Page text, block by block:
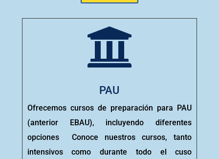

PAU
Ofrecemos cursos de preparación para PAU
(anterior EBAU), incluyendo diferentes
opciones Conoce nuestros cursos, tanto
intensivos como durante todo el cuso